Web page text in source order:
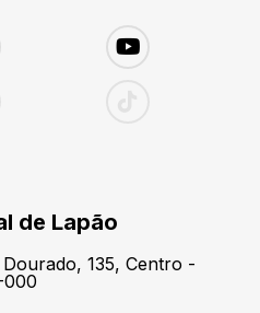
de Lapão
135, Centro -
000